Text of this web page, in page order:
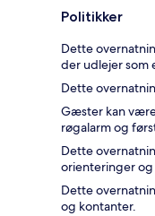
Politikker
Dette
der udlejer som
Dette
Gæster kan
røgalarm og
Dette
orienteringer
Dette
og kontanter.